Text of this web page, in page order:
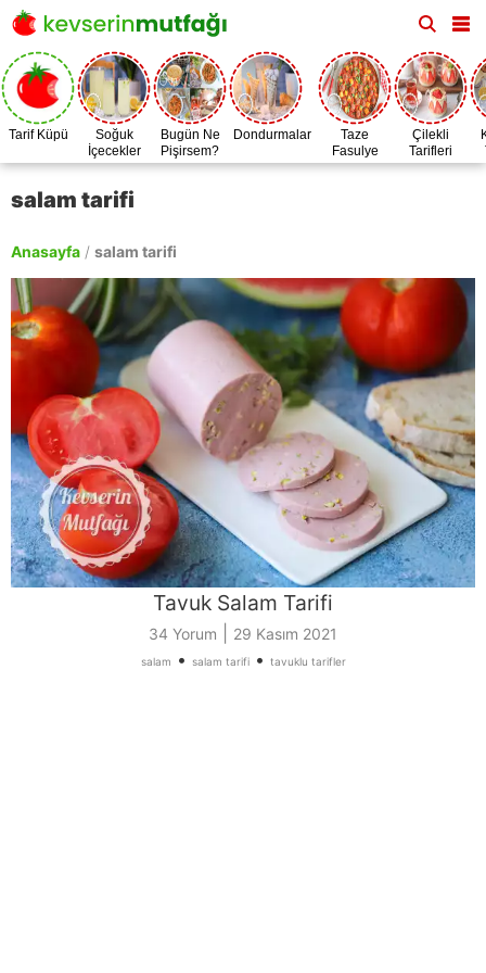
Tarif Küpü
Soğuk
İçecekler
Bugün Ne
Pişirsem?
Dondurmalar
Taze
Fasulye
Zamanı
Çilekli
Tarifleri
salam tarifi
Anasayfa / salam tarifi
Tavuk Salam Tarifi
34 Yorum 29 Kasım 2021
salam • salam tarifi• tavuklu tarifler